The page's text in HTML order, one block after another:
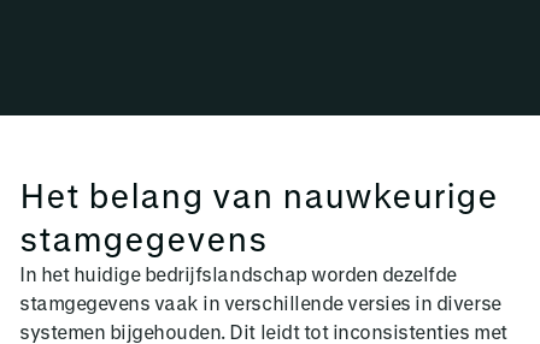
Het belang van nauwkeurige
stamgegevens
In het huidige bedrijfslandschap worden dezelfde
stamgegevens vaak in verschillende versies in diverse
systemen bijgehouden. Dit leidt tot inconsistenties met